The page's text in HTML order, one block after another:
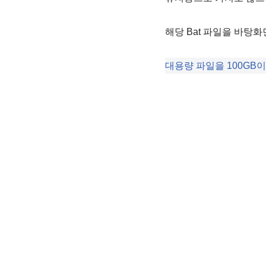
해당 Bat 파일을 바탕
대용량 파일을 100GB